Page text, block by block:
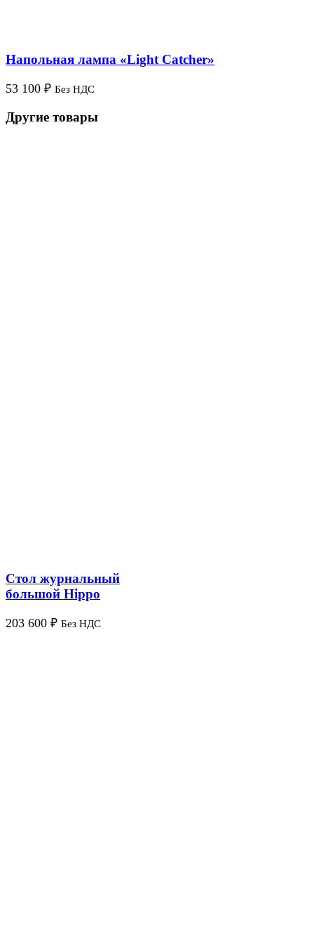
Напольная лампа «Light Catcher»
53 100 ₽ Без НДС
Другие товары
Стол журнальный
большой Hippo
203 600 ₽ Без НДС